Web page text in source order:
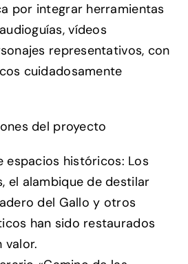
por integrar herramientas
vídeos
representativos, con
cuidadosamente
del proyecto
espacios históricos: Los
el alambique de destilar
del Gallo y otros
han sido restaurados
valor.